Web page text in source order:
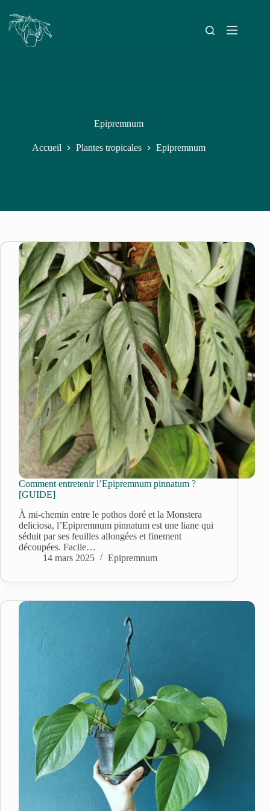
Epipremnum
Accueil Plantes tropicales Epipremnum
Comment entretenir l’Epipremnum pinnatum ?
[GUIDE]
À mi-chemin entre le pothos doré et la Monstera
deliciosa, l’Epipremnum pinnatum est une liane qui
séduit par ses feuilles allongées et finement
découpées. Facile…
14 mars 2025
Epipremnum